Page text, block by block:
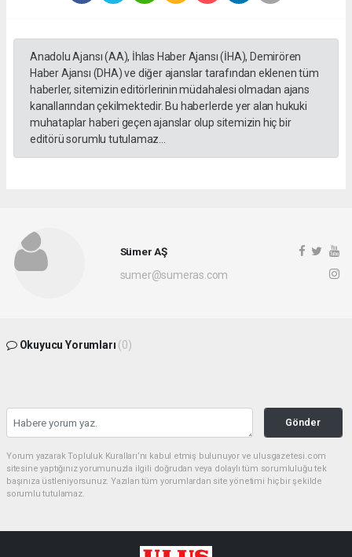
Anadolu Ajansı (AA), İhlas Haber Ajansı (İHA), Demirören
Haber Ajansı (DHA) ve diğer ajanslar tarafından eklenen tüm
haberler, sitemizin editörlerinin müdahalesi olmadan ajans
kanallarından çekilmektedir. Bu haberlerde yer alan hukuki
muhataplar haberi geçen ajanslar olup sitemizin hiç bir
editörü sorumlu tutulamaz...
Sümer AŞ
sumer@sumeras.com
Okuyucu Yorumları (0)
Gönder
Yorum yazarak Topluluk Kuralları’nı kabul etmiş bulunuyor ve ulusgazetesi.com
sitesine yaptığınız yorumunuzla ilgili doğrudan veya dolaylı tüm sorumluluğu tek
başınıza üstleniyorsunuz. Yazılan tüm yorumlardan site yönetimi hiçbir şekilde
sorumlu tutulamaz.